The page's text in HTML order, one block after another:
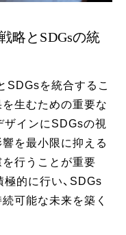
略とSDGsの統
SDGsを統合するこ
を生むための重要な
ザインにSDGsの視
を最小限に抑える
を行うことが重要
的に行い、SDGs
可能な未来を築く